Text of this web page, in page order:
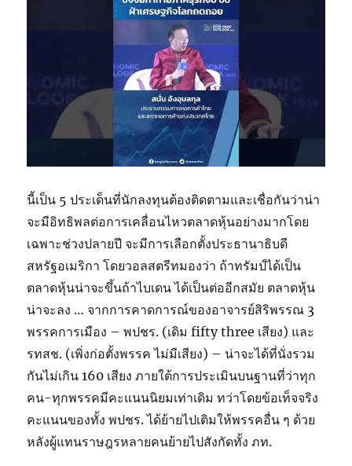
นี้เป็น 5 ประเด็นที่นักลงทุนต้องติดตามและเชื่อกันว่าน่า
จะมีอิทธิพลต่อการเคลื่อนไหวตลาดหุ้นอย่างมากโดย
เฉพาะช่วงปลายปี จะมีการเลือกตั้งประธานาธิบดี
สหรัฐอเมริกา โดยวอลสตรีทมองว่า ถ้าทรัมป์ได้เป็น
ตลาดหุ้นน่าจะขึ้นถ้าไบเดน ได้เป็นต่ออีกสมัย ตลาดหุ้น
น่าจะลง … จากการคาดการณ์ของอาจารย์สิริพรรณ 3
พรรคการเมือง – พปชร. (เดิม fifty three เสียง) และ
รทสช. (เพิ่งก่อตั้งพรรค ไม่มีเสียง) – น่าจะได้ที่นั่งรวม
กันไม่เกิน 160 เสียง ภายใต้การประเมินบนฐานที่ว่าทุก
คน-ทุกพรรคมีคะแนนนิยมเท่าเดิม ทว่าโดยข้อเท็จจริง
คะแนนของทั้ง พปชร. ได้ย้ายไปเติมให้พรรคอื่น ๆ ด้วย
หลังผู้แทนราษฎรหลายคนย้ายไปสังกัดทั้ง ภท.